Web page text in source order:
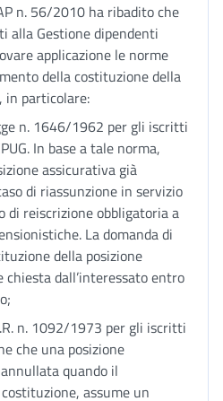
n. 56/2010 ha ribadito che
alla Gestione dipendenti
applicazione le norme
della costituzione della
in particolare:
n. 1646/1962 per gli iscritti
In base a tale norma,
assicurativa già
di riassunzione in servizio
di reiscrizione obbligatoria a
La domanda di
della posizione
chiesta dall’interessato entro
n. 1092/1973 per gli iscritti
che una posizione
quando il
assume un